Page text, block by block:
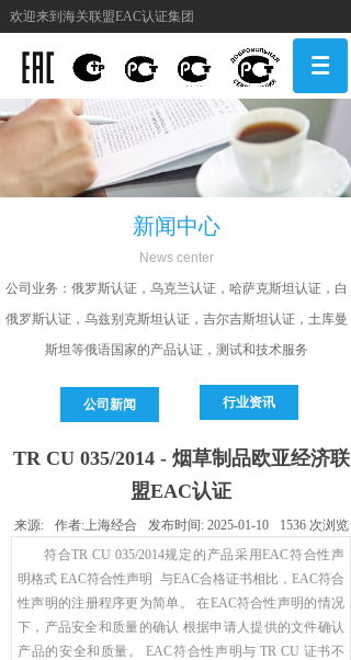
欢迎来到海关联盟EAC认证集团
新闻中心
News center
公司 业务：俄罗斯认证，乌克兰认证，哈萨克斯坦认证，白
俄罗斯认证，乌兹别克斯坦认证，吉尔吉斯坦认证，土库曼
斯坦等俄语国家的产品认证，测试和技术服务
行业资讯
公司新闻
TR CU 035/2014 - 烟草制品欧亚经济联
盟EAC认证
来源: 作者:上海经合 发布时间: 2025-01-10 1536 次浏览
符合TR CU 035/2014规定的产品采用EAC符合性声
明格式 EAC符合性声明 与EAC合格证书相比，EAC符合
性声明的注册程序更为简单。 在EAC符合性声明的情况
下，产品安全和质量的确认 根据申请人提供的文件确认
产品的安全和质量。 EAC符合性声明与 TR CU 证书不